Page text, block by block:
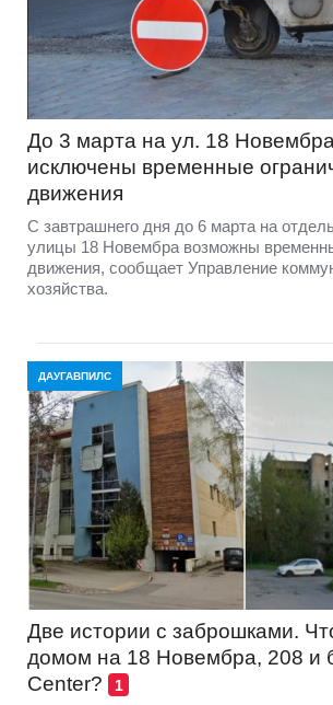
До 3 марта на ул. 18
исключены временные
движения
С завтрашнего дня до 6 марта на
улицы 18 Новембра возможны
движения, сообщает Управление
хозяйства.
ДАУГАВПИЛС
Две истории с заброшками.
домом на 18 Новембра, 208 и
Center?
1